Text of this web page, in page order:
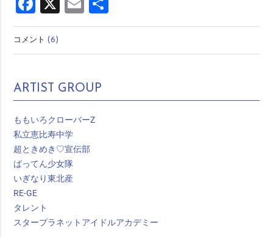
有
コメント(6)
ARTIST GROUP
ももいろクローバーZ
私立恵比寿中学
超ときめき♡宣伝部
ばってん少女隊
いぎなり東北産
RE-GE
タレント
スタープラネットアイドルアカデミー